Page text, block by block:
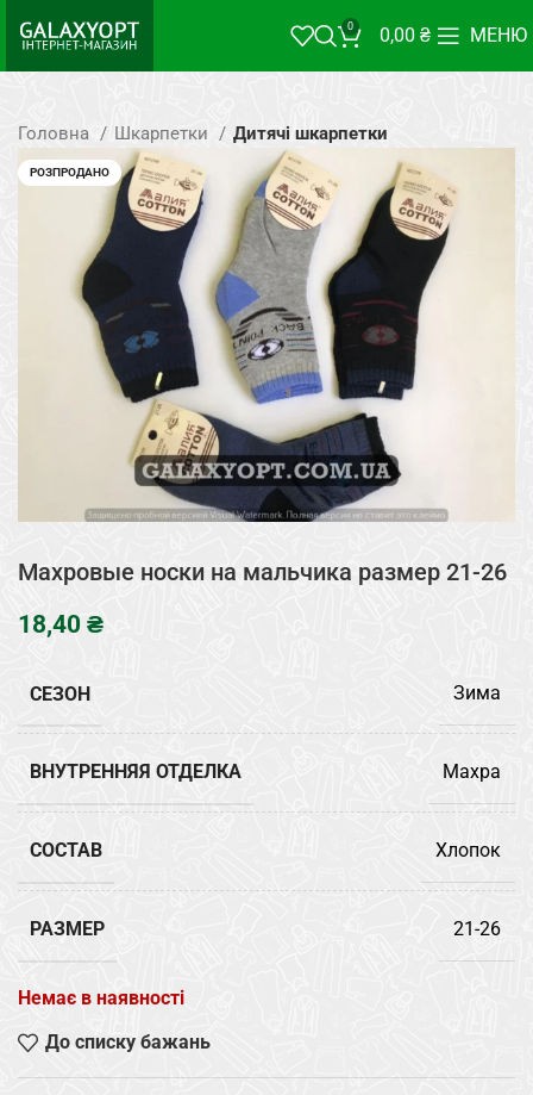
0 0,00 ₴ МЕНЮ
Головна Шкарпетки Дитячі шкарпетки
РОЗПРОДАНО
Махровые носки на мальчика размер 21-26
₴
СЕЗОН Зима
ВНУТРЕННЯЯ ОТДЕЛКА Махра
СОСТАВ Хлопок
РАЗМЕР 21-26
Немає в наявності
До списку бажань